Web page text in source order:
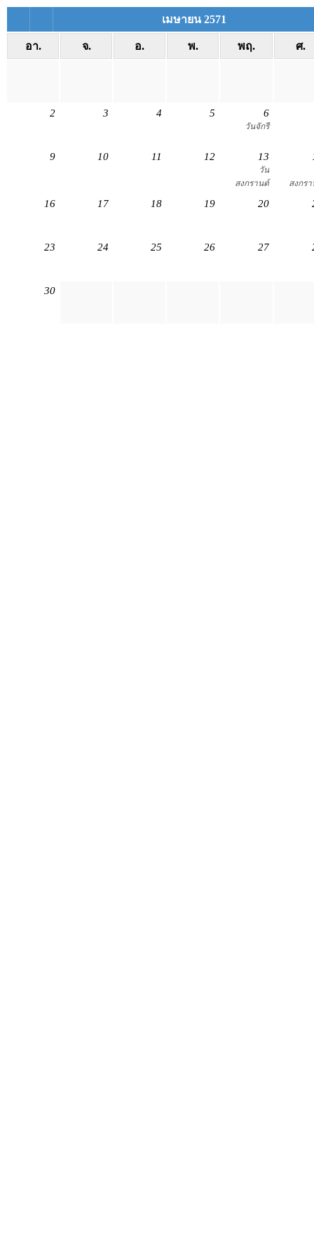
เมษายน 2571
อา. จ. อ. พ. พฤ. ศ.
2 3 4 5 6
วันจักรี
9 10 11 12 13
วัน
สงกรานต์
สงกร
16 17 18 19 20
23 24 25 26 27
30